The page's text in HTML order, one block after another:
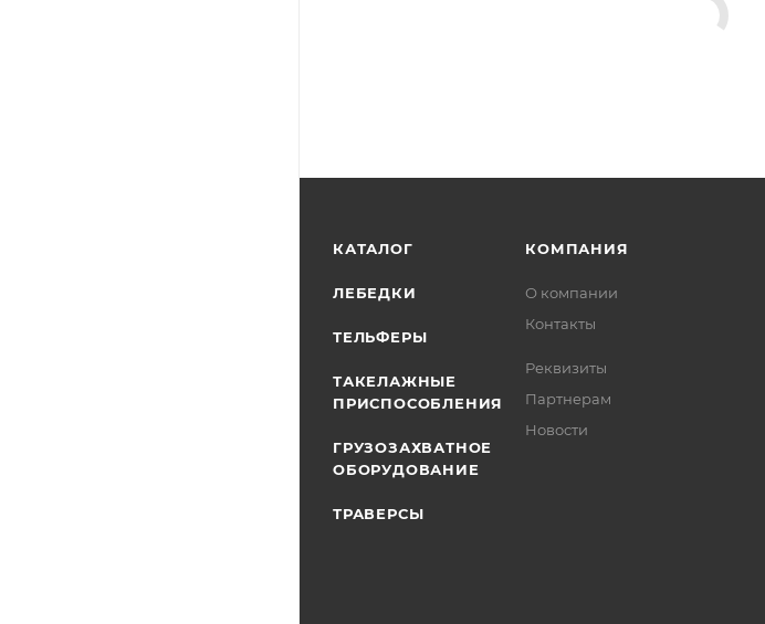
КАТАЛОГ
ЛЕБЕДКИ
ТЕЛЬФЕРЫ
ТАКЕЛАЖНЫЕ
ПРИСПОСОБЛЕНИЯ
ГРУЗОЗАХВАТНОЕ
ОБОРУДОВАНИЕ
ТРАВЕРСЫ
КОМПАНИЯ
О компании
Контакты
Реквизиты
Партнерам
Новости